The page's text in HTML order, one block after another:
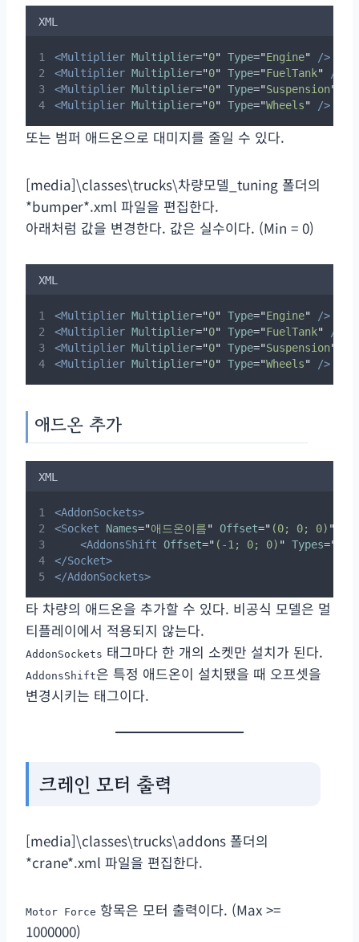
XML
<Multiplier Multiplier="0" Type="Engine"
/>
<Multiplier Multiplier="0" Type="FuelTank"
/>
<Multiplier Multiplier="0" Type="Suspension"
<Multiplier Multiplier="0" Type="Wheels" />
또는 범퍼 애드온으로 대미지를 줄일 수 있다.
[media]\classes\trucks\차량모델_tuning 폴더의
*bumper*.xml 파일을 편집한다.
아래처럼 값을 변경한다. 값은 실수이다. (Min = 0)
XML
<Multiplier Multiplier="0" Type="Engine"
/>
<Multiplier Multiplier="0" Type="FuelTank"
/>
<Multiplier Multiplier="0" Type="Suspension"
<Multiplier Multiplier="0" Type="Wheels" />
애드온 추가
XML
<AddonSockets>
<Socket
Names="애드온이름" Offset=" (0; 0; 0) "
<AddonsShift Offset=" (-1; 0; 0) " Types="
</Socket>
</AddonSockets>
타 차량의 애드온을 추가할 수 있다. 비공식 모델은 멀
티플레이에서 적용되지 않는다.
AddonSockets 태그마다 한 개의 소켓만 설치가 된다.
AddonsShift은 특정 애드온이 설치됐을 때 오프셋을
변경시키는 태그이다.
크레인 모터 출력
[media]\classes\trucks\addons 폴더의
*crane*.xml 파일을 편집한다.
Motor Force 항목은 모터 출력이다. (Max >=
1000000)